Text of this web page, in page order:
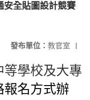
安全貼圖設計競賽
發布單位： 教官室 |
等學校及大專
報名方式辦